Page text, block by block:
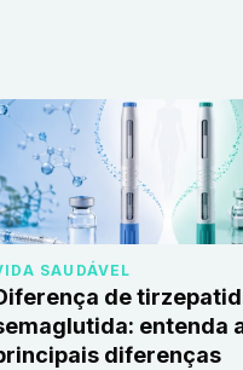
SAUDÁVEL
de
entenda
diferenças